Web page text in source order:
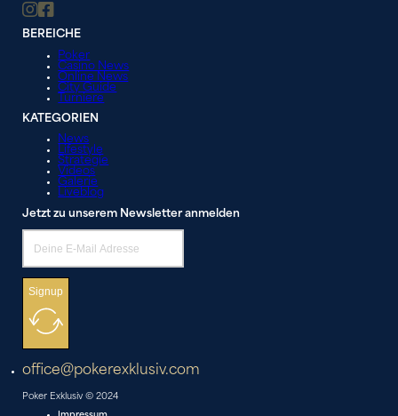
BEREICHE
Poker
Casino News
Online News
City Guide
Turniere
KATEGORIEN
News
Lifestyle
Strategie
Videos
Galerie
Liveblog
Jetzt zu unserem Newsletter anmelden
Signup
office@pokerexklusiv.com
Poker Exklusiv © 2024